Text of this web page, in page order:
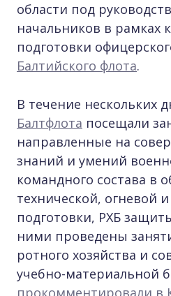
области под
начальников в рамках
подготовки
Балтийского флота.
В течение нескольких
Балтфлота посещали
направленные на
знаний и умений
командного состава в
технической, огневой
подготовки, РХБ
ними проведены
ротного хозяйства и
учебно-материальной
прокомментировали в